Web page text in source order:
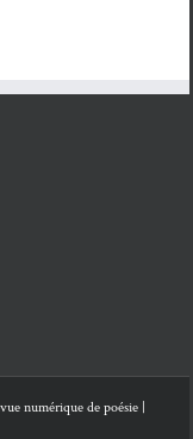
numérique de poésie |